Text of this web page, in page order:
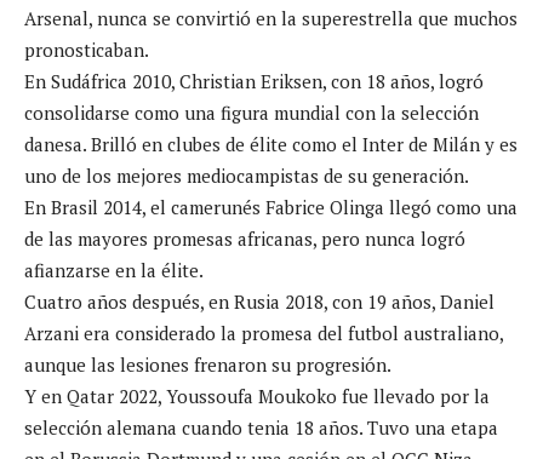
Arsenal, nunca se convirtió en la superestrella que muchos
pronosticaban.
En Sudáfrica 2010, Christian Eriksen, con 18 años, logró
consolidarse como una figura mundial con la selección
danesa. Brilló en clubes de élite como el Inter de Milán y es
uno de los mejores mediocampistas de su generación.
En Brasil 2014, el camerunés Fabrice Olinga llegó como una
de las mayores promesas africanas, pero nunca logró
afianzarse en la élite.
Cuatro años después, en Rusia 2018, con 19 años, Daniel
Arzani era considerado la promesa del futbol australiano,
aunque las lesiones frenaron su progresión.
Y en Qatar 2022, Youssoufa Moukoko fue llevado por la
selección alemana cuando tenia 18 años. Tuvo una etapa